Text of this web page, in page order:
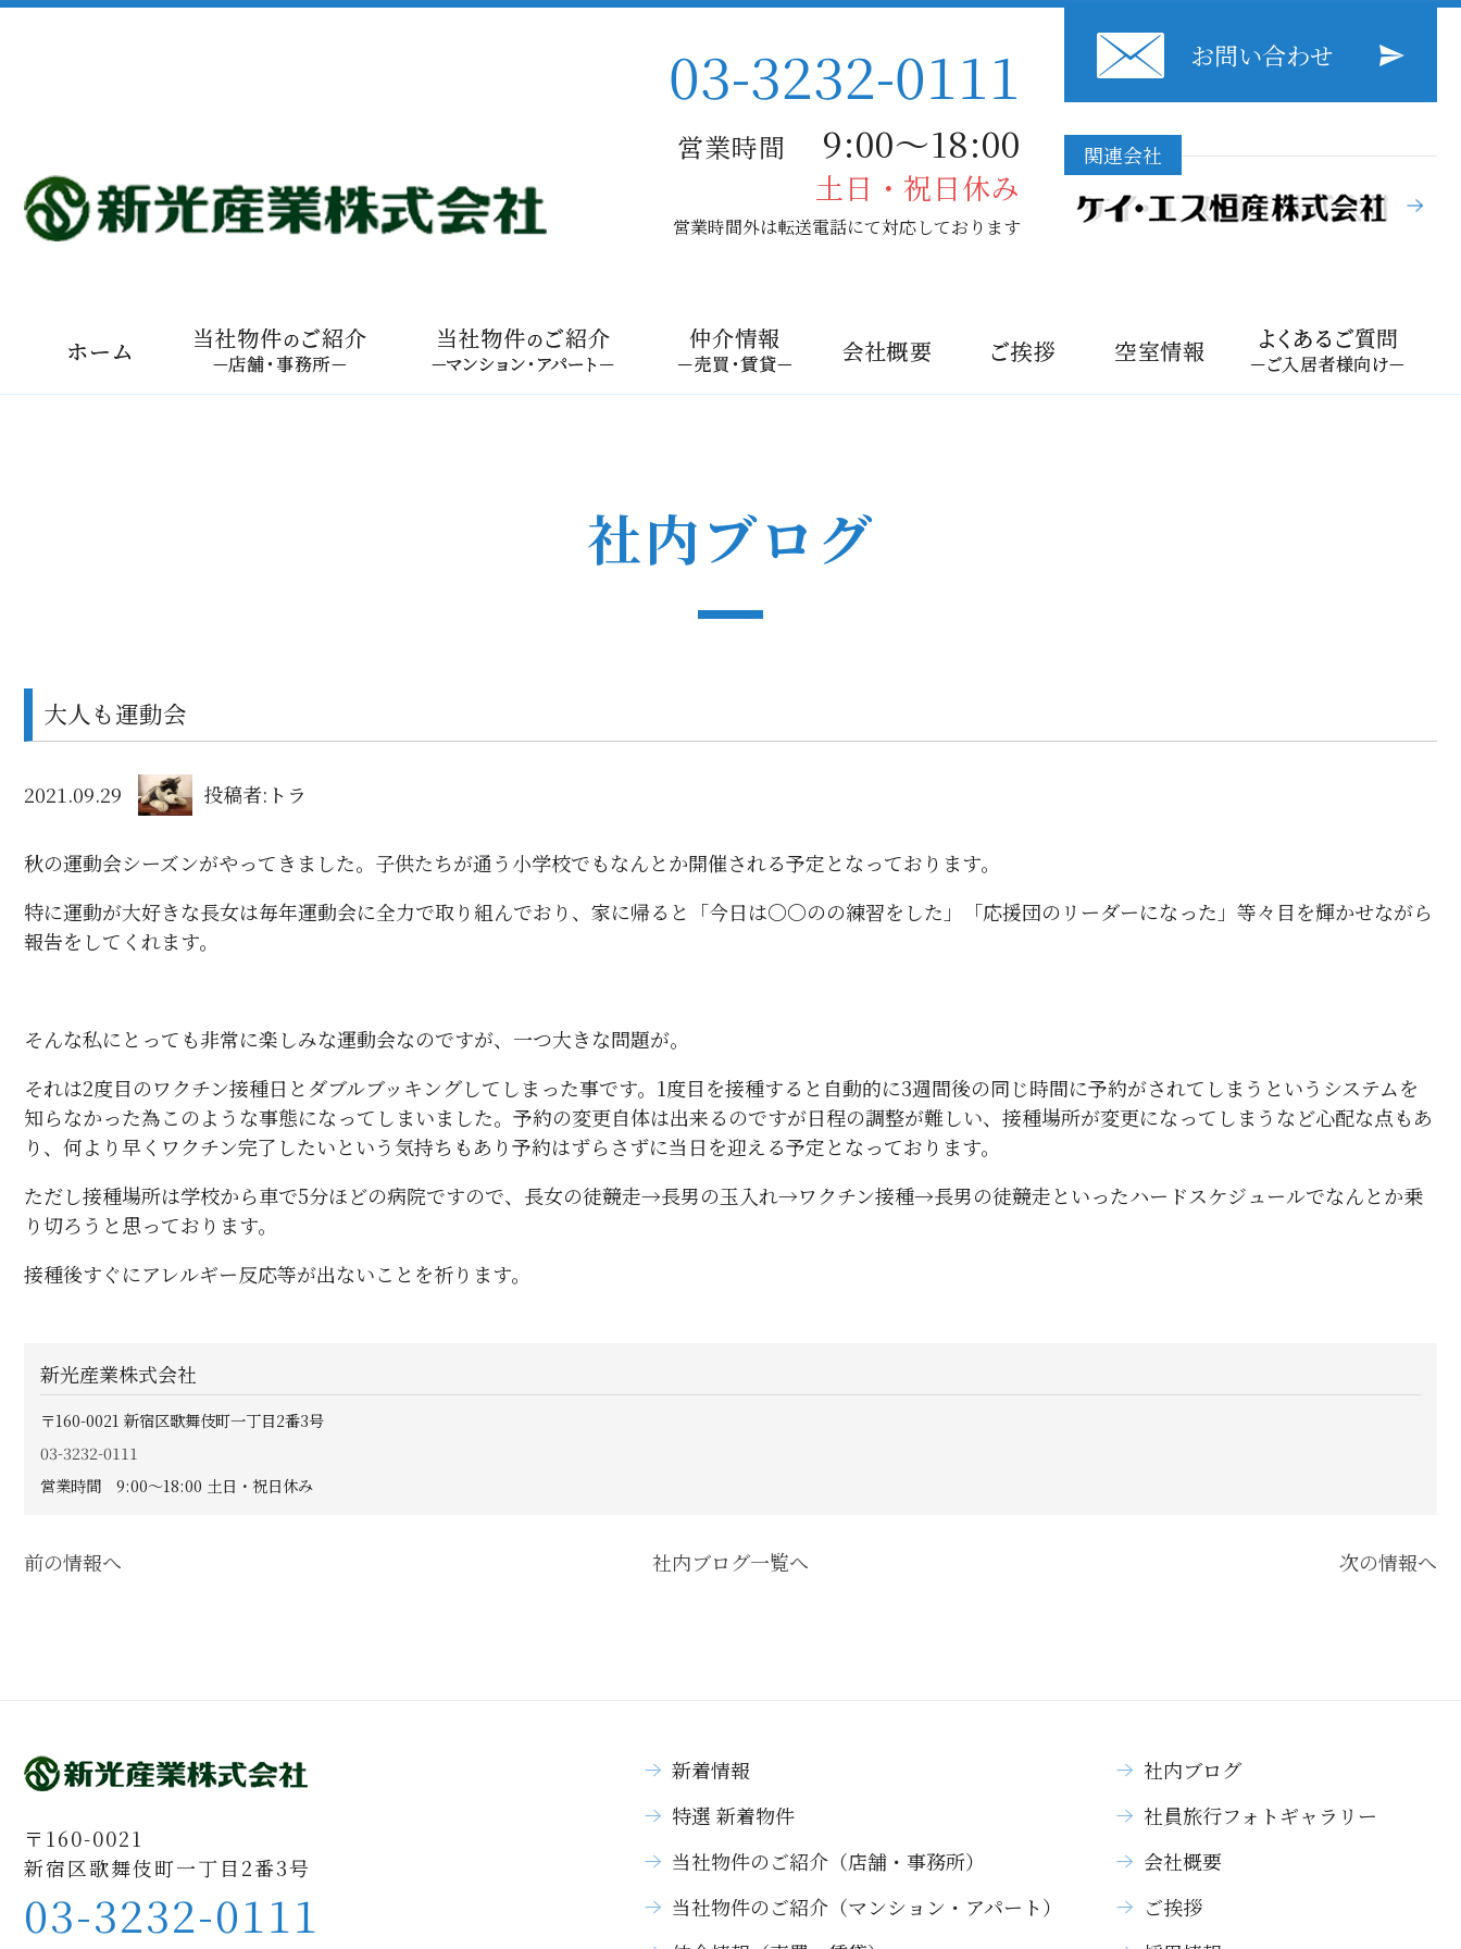
03-3232-0111
営業時間 9:00〜18:00
土日・祝日休み
営業時間外は転送電話にて対応しております
お問い合わせ
関連会社
社内ブログ
大人も運動会
2021.09.29 投稿者:トラ
秋の運動会シーズンがやってきました。子供たちが通う小学校でもなんとか開催される予定となっております。
特に運動が大好きな長女は毎年運動会に全力で取り組んでおり、家に帰ると「今日は〇〇のの練習をした」「応援団のリーダーになった」等々目を輝かせながら
報告をしてくれます。
そんな私にとっても非常に楽しみな運動会なのですが、一つ大きな問題が。
それは2度目のワクチン接種日とダブルブッキングしてしまった事です。 1度目を接種すると自動的に3週間後の同じ時間に予約がされてしまうというシステムを
知らなかった為このような事態になってしまいました。予約の変更自体は出来るのですが日程の調整が難しい、接種場所が変更になってしまうなど心配な点もあ
り、何より早くワクチン完了したいという気持ちもあり予約はずらさずに当日を迎える予定となっております。
ただし接種場所は学校から車で5分ほどの病院ですので、長女の徒競走→長男の玉入れ→ワクチン接種→長男の徒競走といったハードスケジュールでなんとか乗
り切ろうと思っております。
接種後すぐにアレルギー反応等が出ないことを祈ります。
新光産業株式会社
〒160-0021 新宿区歌舞伎町一丁目2番3号
03-3232-0111
営業時間 9:00〜18:00 土日・祝日休み
前の情報へ 社内ブログ一覧へ 次の情報へ
〒160-0021
新宿区歌舞伎町一丁目2番3号
03-3232-0111
新着情報
特選 新着物件
当社物件のご紹介（店舗・事務所）
当社物件のご紹介（マンション・アパート）
社内ブログ
社員旅行フォトギャラリー
会社概要
ご挨拶